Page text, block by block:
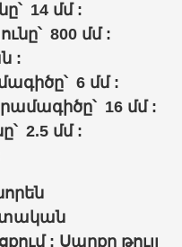
14 մմ :
800 մմ :
:
6 մմ :
16 մմ :
2.5 մմ :
: Սարքը թույլ